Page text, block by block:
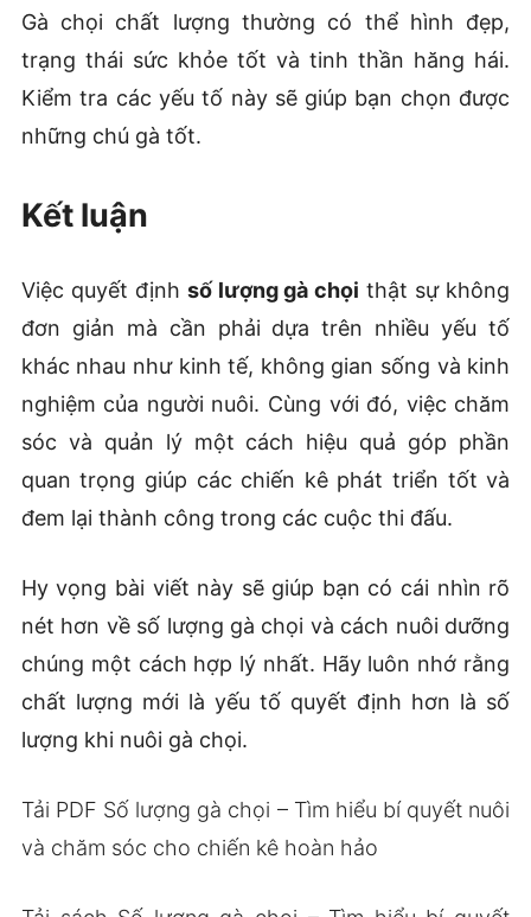
Gà chọi chất lượng thường có thể hình đẹp,
trạng thái sức khỏe tốt và tinh thần hăng hái.
Kiểm tra các yếu tố này sẽ giúp bạn chọn được
những chú gà tốt.
Kết luận
Việc quyết định số lượng gà chọi thật sự không
đơn giản mà cần phải dựa trên nhiều yếu tố
khác nhau như kinh tế, không gian sống và kinh
nghiệm của người nuôi. Cùng với đó, việc chăm
sóc và quản lý một cách hiệu quả góp phần
quan trọng giúp các chiến kê phát triển tốt và
đem lại thành công trong các cuộc thi đấu.
Hy vọng bài viết này sẽ giúp bạn có cái nhìn rõ
nét hơn về số lượng gà chọi và cách nuôi dưỡng
chúng một cách hợp lý nhất. Hãy luôn nhớ rằng
chất lượng mới là yếu tố quyết định hơn là số
lượng khi nuôi gà chọi.
Tải PDF Số lượng gà chọi – Tìm hiểu bí quyết nuôi
và chăm sóc cho chiến kê hoàn hảo